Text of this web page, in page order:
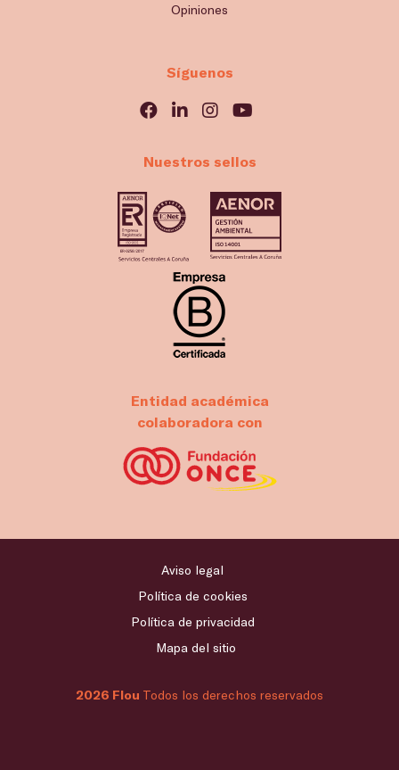
Opiniones
Síguenos
Nuestros sellos
Entidad académica
colaboradora con
2026 Flou Todos los derechos reservados
Aviso legal
Política de cookies
Política de privacidad
Mapa del sitio